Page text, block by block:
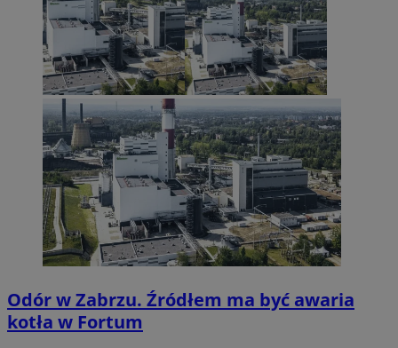
Odór w Zabrzu. Źródłem ma być awaria
kotła w Fortum